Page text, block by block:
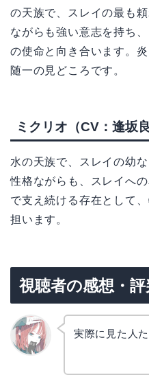
の天族で、スレイの最も
ながらも強い意志を持ち
の使命と向き合います。
随一の見どころです。
ミクリオ（CV：逢坂良
水の天族で、スレイの幼
性格ながらも、スレイへ
で支え続ける存在として
担います。
視聴者の感想・評
実際に見た人